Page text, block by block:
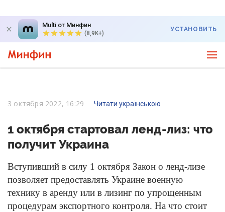
Multi от Минфин
(8,9K+)
УСТАНОВИТЬ
3 октября 2022, 16:29 Читати українською
1 октября стартовал ленд-лиз: что
получит Украина
Вступивший в силу 1 октября Закон о ленд-лизе
позволяет предоставлять Украине военную
технику в аренду или в лизинг по упрощенным
процедурам экспортного контроля. На что стоит